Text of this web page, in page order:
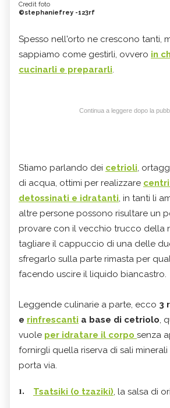
Credit foto
©stephaniefrey -123rf
Spesso nell'orto ne crescono tanti,
sappiamo come gestirli, ovvero in
cucinarli e prepararli.
Continua a leggere dopo la
Stiamo parlando dei cetrioli,
di acqua, ottimi per realizzare
detossinati e idratanti, in tanti li
altre persone possono risultare un
provare con il vecchio trucco della
tagliare il cappuccio di una delle
sfregarlo sulla parte rimasta per
facendo uscire il liquido biancastro.
Leggende culinarie a parte, ecco 3
e rinfrescanti a base di cetriolo,
vuole per idratare il corpo senza
fornirgli quella riserva di sali
porta via.
Tsatsiki (o tzaziki), la salsa di